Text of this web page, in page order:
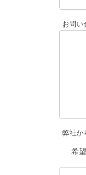
お問い
弊社か
希